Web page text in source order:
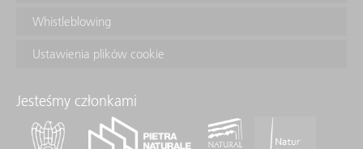
Whistleblowing
Ustawienia plików cookie
Jesteśmy członkami